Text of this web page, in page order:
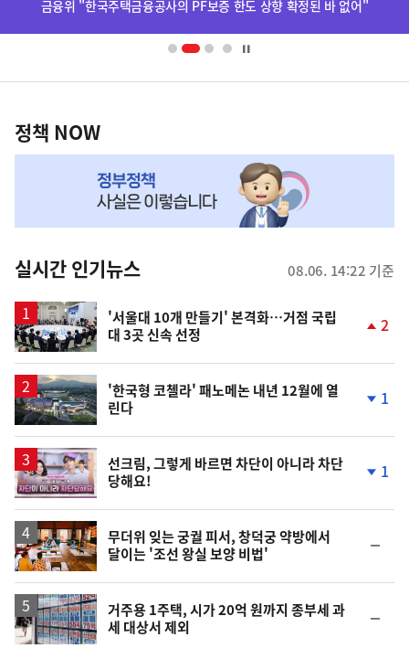
영
금융위 "한국주택금융공사의 PF보증 한도 상향 확정된 바 없어"
책
NOW,
뉴
스
정책 NOW
실시간 인기뉴스 08.06. 14:22 기준
'서울대 10개 만들기' 본격화…거점 국립
대 3곳 신속 선정
상
2
'한국형 코첼라' 패노메논 내년 12월에 열
린다
하
1
영
상
선크림, 그렇게 바르면 차단이 아니라 차단
당해요!
하
1
무더위 잊는 궁궐 피서, 창덕궁 약방에서
달이는 '조선 왕실 보양 비법'
일
거주용 1주택, 시가 20억 원까지 종부세 과
세 대상서 제외